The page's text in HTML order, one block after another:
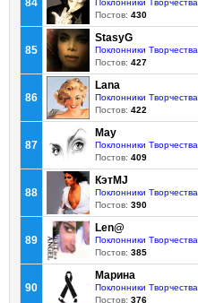
84
Поклонники Творчества
Постов: 430
85
StasyG
Поклонники Творчества
Постов: 427
86
Lana
Поклонники Творчества
Постов: 422
87
May
Поклонники Творчества
Постов: 409
88
КэтMJ
Поклонники Творчества
Постов: 390
89
Len@
Поклонники Творчества
Постов: 385
90
Марина
Поклонники Творчества
Постов: 376